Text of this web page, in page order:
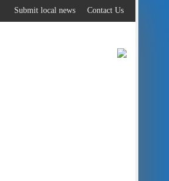
to
content
Contact Us
Submit local news